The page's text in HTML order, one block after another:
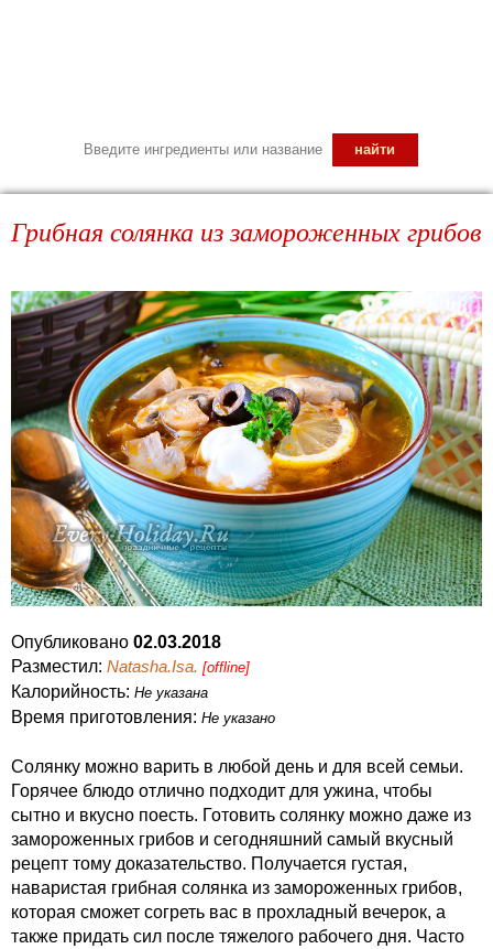
Грибная солянка из замороженных грибов
Опубликовано 02.03.2018
Разместил: Natasha.Isa. [offline]
Калорийность: Не указана
Время приготовления: Не указано
Солянку можно варить в любой день и для всей семьи.
Горячее блюдо отлично подходит для ужина, чтобы
сытно и вкусно поесть. Готовить солянку можно даже из
замороженных грибов и сегодняшний самый вкусный
рецепт тому доказательство. Получается густая,
наваристая грибная солянка из замороженных грибов,
которая сможет согреть вас в прохладный вечерок, а
также придать сил после тяжелого рабочего дня. Часто